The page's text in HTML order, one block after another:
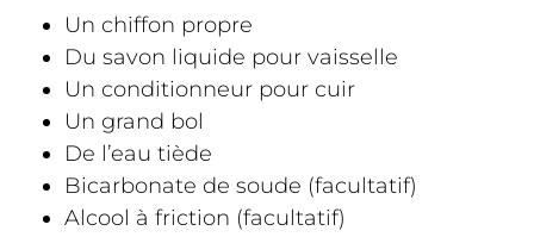
Un chiffon propre
Du savon liquide pour vaisselle
Un conditionneur pour cuir
Un grand bol
De l’eau tiède
Bicarbonate de soude (facultatif)
Alcool à friction (facultatif)